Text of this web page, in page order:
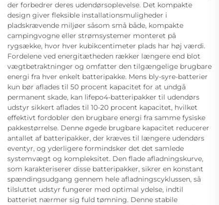
der forbedrer deres udendørsoplevelse. Det kompakte
design giver fleksible installationsmuligheder i
pladskrævende miljøer såsom små både, kompakte
campingvogne eller strømsystemer monteret på
rygsække, hvor hver kubikcentimeter plads har høj værdi.
Fordelene ved energitætheden rækker længere end blot
vægtbetraktninger og omfatter den tilgængelige brugbare
energi fra hver enkelt batteripakke. Mens bly-syre-batterier
kun bør aflades til 50 procent kapacitet for at undgå
permanent skade, kan lifepo4-batteripakker til udendørs
udstyr sikkert aflades til 10-20 procent kapacitet, hvilket
effektivt fordobler den brugbare energi fra samme fysiske
pakkestørrelse. Denne øgede brugbare kapacitet reducerer
antallet af batteripakker, der kræves til længere udendørs
eventyr, og yderligere formindsker det det samlede
systemvægt og kompleksitet. Den flade afladningskurve,
som karakteriserer disse batteripakker, sikrer en konstant
spændingsudgang gennem hele afladningscyklussen, så
tilsluttet udstyr fungerer med optimal ydelse, indtil
batteriet nærmer sig fuld tømning. Denne stabile